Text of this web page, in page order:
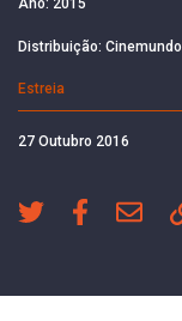
Ano: 2015
Distribuição: Cinemundo
Estreia
27 Outubro 2016